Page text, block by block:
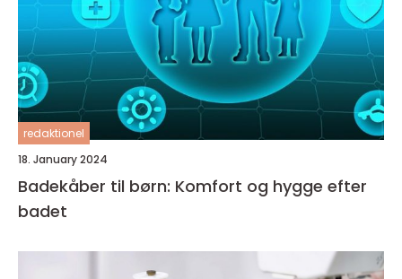
redaktionel
18. January 2024
Badekåber til børn: Komfort og hygge efter
badet